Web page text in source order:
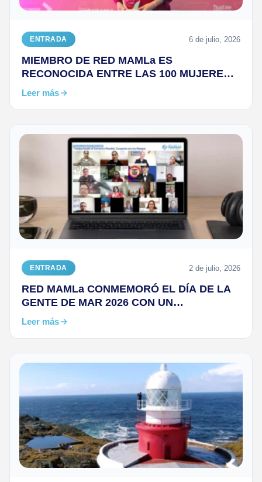
ENTRADA 6 de julio, 2026
MIEMBRO DE RED MAMLa ES
RECONOCIDA ENTRE LAS 100 MUJERES
DEL TRANSPORTE Y LA LOGÍSTICA 2026
Leer más
ENTRADA 2 de julio, 2026
RED MAMLa CONMEMORÓ EL DÍA DE LA
GENTE DE MAR 2026 CON UN
ENCUENTRO REGIONAL DEDICADO A
Leer más